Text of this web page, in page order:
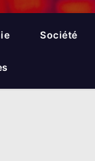
Société